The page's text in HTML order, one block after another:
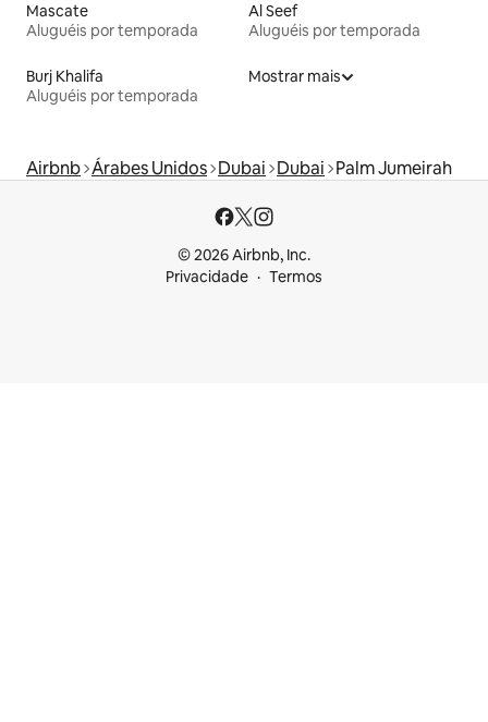
Mascate
Aluguéis por temporada
Al Seef
Aluguéis por temporada
Burj Khalifa
Aluguéis por temporada
Mostrar mais
Airbnb Árabes Unidos Dubai Dubai Palm Jumeirah
© 2026 Airbnb, Inc.
Privacidade
Termos